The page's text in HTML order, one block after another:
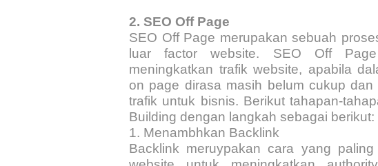
2. SEO Off Page
SEO Off Page merupakan sebuah
luar factor website. SEO Off
meningkatkan trafik website, apabila
on page dirasa masih belum cukup
trafik untuk bisnis. Berikut tahapan-
Building dengan langkah sebagai berikut:
1. Menambhkan Backlink
Backlink meruypakan cara yang